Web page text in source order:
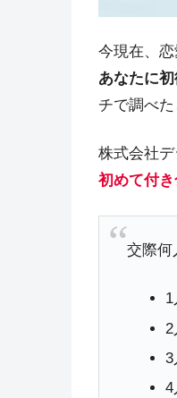
今現在、
あなたに
チで調べ
株式会社
初めて付
交際何
2
3
4